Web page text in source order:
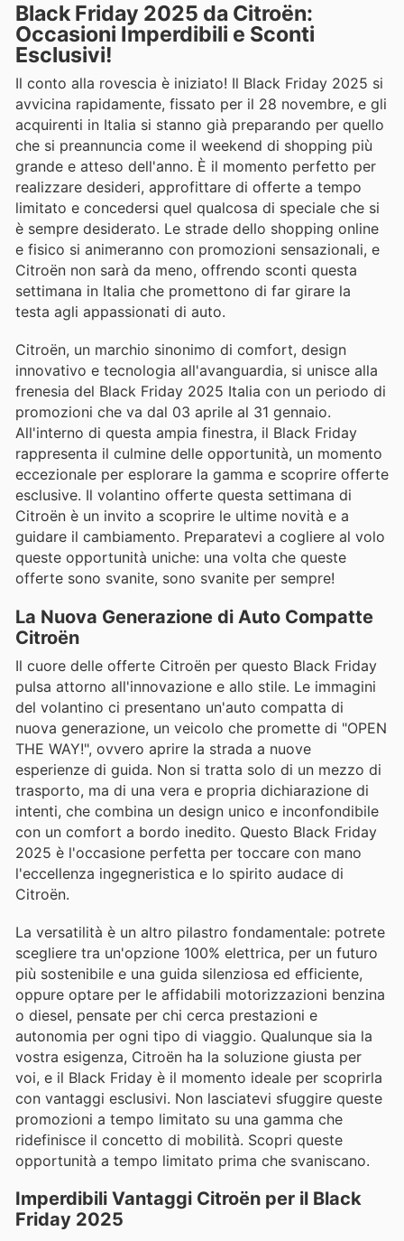
Black Friday 2025 da Citroën:
Occasioni Imperdibili e Sconti
Esclusivi!
Il conto alla rovescia è iniziato! Il Black Friday 2025 si
avvicina rapidamente, fissato per il 28 novembre, e gli
acquirenti in Italia si stanno già preparando per quello
che si preannuncia come il weekend di shopping più
grande e atteso dell'anno. È il momento perfetto per
realizzare desideri, approfittare di offerte a tempo
limitato e concedersi quel qualcosa di speciale che si
è sempre desiderato. Le strade dello shopping online
e fisico si animeranno con promozioni sensazionali, e
Citroën non sarà da meno, offrendo sconti questa
settimana in Italia che promettono di far girare la
testa agli appassionati di auto.
Citroën, un marchio sinonimo di comfort, design
innovativo e tecnologia all'avanguardia, si unisce alla
frenesia del Black Friday 2025 Italia con un periodo di
promozioni che va dal 03 aprile al 31 gennaio.
All'interno di questa ampia finestra, il Black Friday
rappresenta il culmine delle opportunità, un momento
eccezionale per esplorare la gamma e scoprire offerte
esclusive. Il volantino offerte questa settimana di
Citroën è un invito a scoprire le ultime novità e a
guidare il cambiamento. Preparatevi a cogliere al volo
queste opportunità uniche: una volta che queste
offerte sono svanite, sono svanite per sempre!
La Nuova Generazione di Auto Compatte
Citroën
Il cuore delle offerte Citroën per questo Black Friday
pulsa attorno all'innovazione e allo stile. Le immagini
del volantino ci presentano un'auto compatta di
nuova generazione, un veicolo che promette di "OPEN
THE WAY!", ovvero aprire la strada a nuove
esperienze di guida. Non si tratta solo di un mezzo di
trasporto, ma di una vera e propria dichiarazione di
intenti, che combina un design unico e inconfondibile
con un comfort a bordo inedito. Questo Black Friday
2025 è l'occasione perfetta per toccare con mano
l'eccellenza ingegneristica e lo spirito audace di
Citroën.
La versatilità è un altro pilastro fondamentale: potrete
scegliere tra un'opzione 100% elettrica, per un futuro
più sostenibile e una guida silenziosa ed efficiente,
oppure optare per le affidabili motorizzazioni benzina
o diesel, pensate per chi cerca prestazioni e
autonomia per ogni tipo di viaggio. Qualunque sia la
vostra esigenza, Citroën ha la soluzione giusta per
voi, e il Black Friday è il momento ideale per scoprirla
con vantaggi esclusivi. Non lasciatevi sfuggire queste
promozioni a tempo limitato su una gamma che
ridefinisce il concetto di mobilità. Scopri queste
opportunità a tempo limitato prima che svaniscano.
Imperdibili Vantaggi Citroën per il Black
Friday 2025